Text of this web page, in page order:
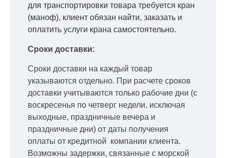
для транспортировки товара требуется кран
(маноф), клиент обязан найти, заказать и
оплатить услуги крана самостоятельно.
Сроки доставки:
Сроки доставки на каждый товар
указываются отдельно. При расчете сроков
доставки учитываются только рабочие дни (с
воскресенья по четверг недели, исключая
выходные, праздничные вечера и
праздничные дни) от даты получения
оплаты от кредитной компании клиента.
Возможны задержки, связанные с морской